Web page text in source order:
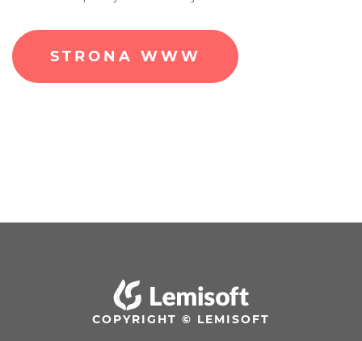
STRONA WWW
COPYRIGHT © LEMISOFT